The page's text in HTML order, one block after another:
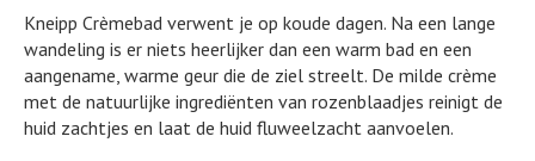
Kneipp Crèmebad verwent je op koude dagen. Na een lange
wandeling is er niets heerlijker dan een warm bad en een
aangename, warme geur die de ziel streelt. De milde crème
met de natuurlijke ingrediënten van rozenblaadjes reinigt de
huid zachtjes en laat de huid fluweelzacht aanvoelen.